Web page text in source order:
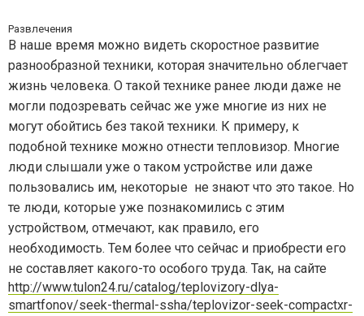
Развлечения
В наше время можно видеть скоростное развитие
разнообразной техники, которая значительно облегчает
жизнь человека. О такой технике ранее люди даже не
могли подозревать сейчас же уже многие из них не
могут обойтись без такой техники. К примеру, к
подобной технике можно отнести тепловизор. Многие
люди слышали уже о таком устройстве или даже
пользовались им, некоторые не знают что это такое. Но
те люди, которые уже познакомились с этим
устройством, отмечают, как правило, его
необходимость. Тем более что сейчас и приобрести его
не составляет какого-то особого труда. Так, на сайте
http://www.tulon24.ru/catalog/teplovizory-dlya-
smartfonov/seek-thermal-ssha/teplovizor-seek-compactxr-